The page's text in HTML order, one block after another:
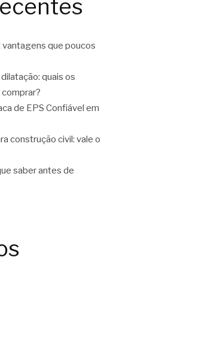
vantagens que poucos
quais os
de EPS Confiável em
construção civil: vale o
saber antes de